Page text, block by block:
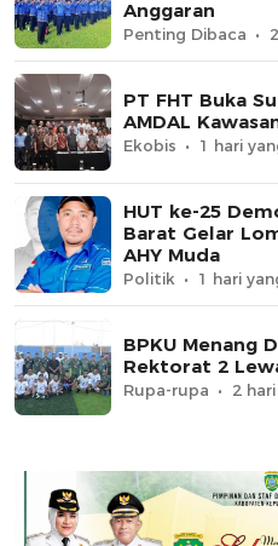
Anggaran
Penting Dibaca
PT FHT Buka
AMDAL
Ekobis 1 hari
HUT ke-25
Barat Gelar
AHY Muda
Politik 1 hari
BPKU Menang
Rektorat 2
Rupa-rupa 2